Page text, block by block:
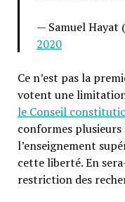
— Samuel Hayat
2020
Ce n’est pas la
votent une
le Conseil
conformes
l’enseignement
cette liberté. En
restriction des